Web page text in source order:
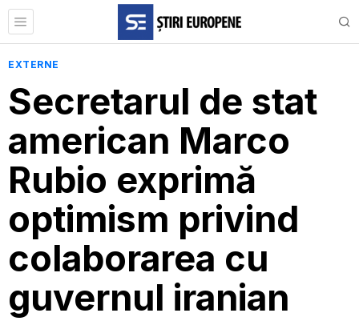
EXTERNE
Secretarul de stat
american Marco
Rubio exprimă
optimism privind
colaborarea cu
guvernul iranian